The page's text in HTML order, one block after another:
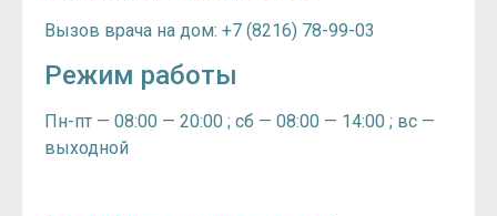
Вызов врача на дом: +7 (8216) 78-99-03
Режим работы
Пн-пт — 08:00 — 20:00 ; сб — 08:00 — 14:00 ; вс —
выходной